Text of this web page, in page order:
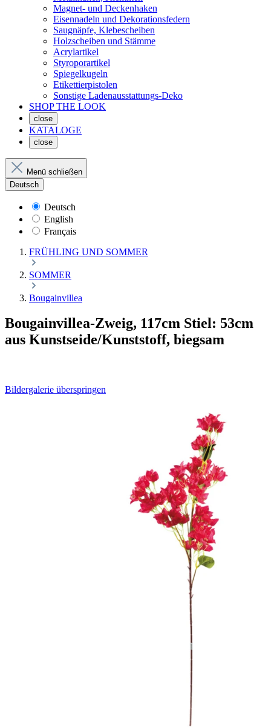
Magnet- und Deckenhaken
Eisennadeln und Dekorationsfedern
Saugnäpfe, Klebescheiben
Holzscheiben und Stämme
Acrylartikel
Styroporartikel
Spiegelkugeln
Etikettierpistolen
Sonstige Ladenausstattungs-Deko
SHOP THE LOOK
close
KATALOGE
close
Menü schließen
Deutsch
Deutsch
English
Français
FRÜHLING UND SOMMER
SOMMER
Bougainvillea
Bougainvillea-Zweig, 117cm Stiel: 53cm
aus Kunstseide/Kunststoff, biegsam
Bildergalerie überspringen